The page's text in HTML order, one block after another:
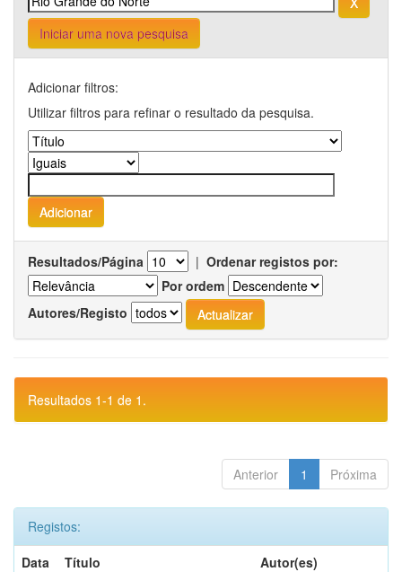
Iniciar uma nova pesquisa
Adicionar filtros:
Utilizar filtros para refinar o resultado da pesquisa.
Resultados/Página | Ordenar registos por:
Por ordem
Autores/Registo
Resultados 1-1 de 1.
Anterior 1 Próxima
Registos:
Data
Título
Autor(es)